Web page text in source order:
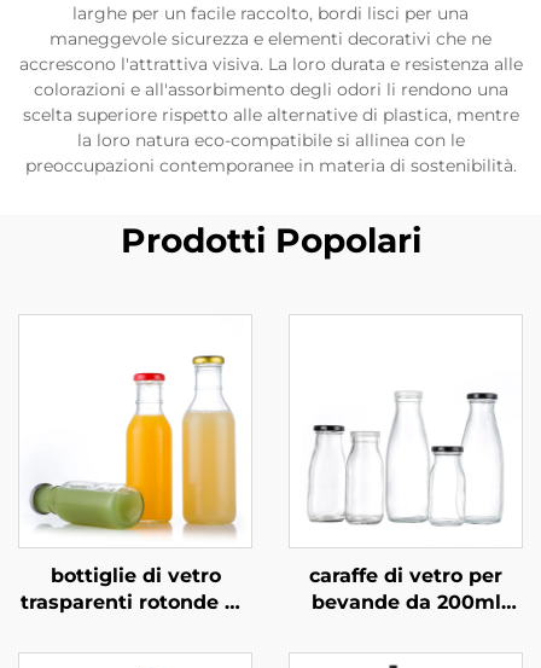
larghe per un facile raccolto, bordi lisci per una
maneggevole sicurezza e elementi decorativi che ne
accrescono l'attrattiva visiva. La loro durata e resistenza alle
colorazioni e all'assorbimento degli odori li rendono una
scelta superiore rispetto alle alternative di plastica, mentre
la loro natura eco-compatibile si allinea con le
preoccupazioni contemporanee in materia di sostenibilità.
Prodotti Popolari
bottiglie di vetro
trasparenti rotonde da
ml per bevande a base
caraffe di vetro per
bevande da 200ml
all'ingrosso